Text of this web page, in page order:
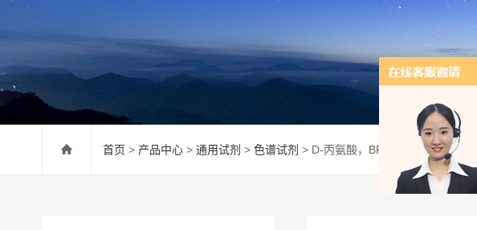
首页 > 产品中心 > 通用试剂 > 色谱试剂 > D-丙氨酸，BR